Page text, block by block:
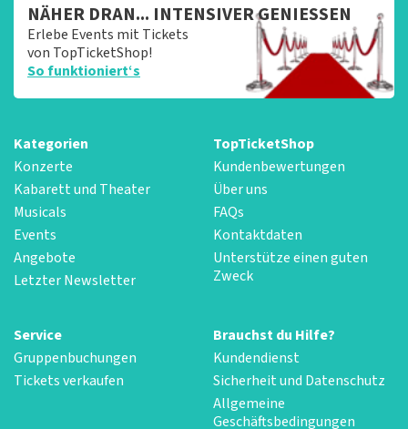
NÄHER DRAN... INTENSIVER GENIESSEN
Erlebe Events mit Tickets
von TopTicketShop!
So funktioniert‘s
Kategorien
Konzerte
Kabarett und Theater
Musicals
Events
Angebote
Letzter Newsletter
TopTicketShop
Kundenbewertungen
Über uns
FAQs
Kontaktdaten
Unterstütze einen guten
Zweck
Service
Gruppenbuchungen
Tickets verkaufen
Brauchst du Hilfe?
Kundendienst
Sicherheit und Datenschutz
Allgemeine
Geschäftsbedingungen